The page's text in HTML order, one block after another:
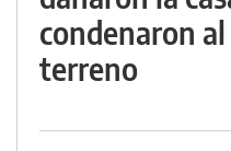
condenaron
terreno